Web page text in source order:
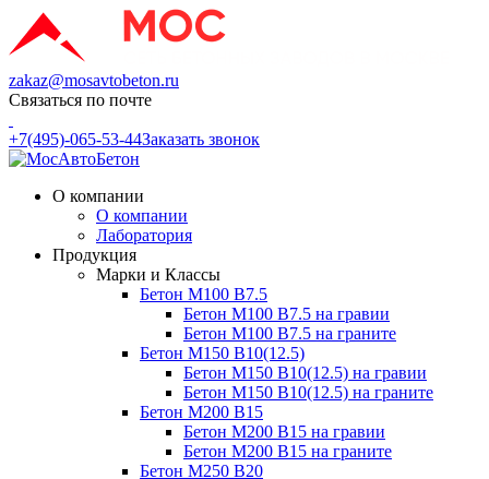
zakaz@mosavtobeton.ru
Связаться по почте
+7(495)-065-53-44Заказать звонок
О компании
О компании
Лаборатория
Продукция
Марки и Классы
Бетон М100 В7.5
Бетон М100 В7.5 на гравии
Бетон М100 В7.5 на граните
Бетон М150 В10(12.5)
Бетон М150 В10(12.5) на гравии
Бетон М150 В10(12.5) на граните
Бетон М200 В15
Бетон М200 В15 на гравии
Бетон М200 В15 на граните
Бетон М250 В20